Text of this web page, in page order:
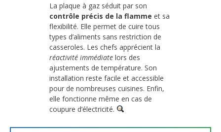
La plaque à gaz séduit par son
contrôle précis de la flamme et sa
flexibilité. Elle permet de cuire tous
types d’aliments sans restriction de
casseroles. Les chefs apprécient la
réactivité immédiate lors des
ajustements de température. Son
installation reste facile et accessible
pour de nombreuses cuisines. Enfin,
elle fonctionne même en cas de
coupure d’électricité.